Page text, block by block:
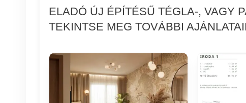
ELADÓ ÚJ ÉPÍTÉSŰ TÉGLA-, VAGY
TEKINTSE MEG TOVÁBBI